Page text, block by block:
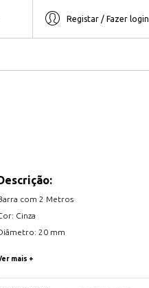
Registar / Fazer login
com 2 Metros
Cinza
20 mm
mais +